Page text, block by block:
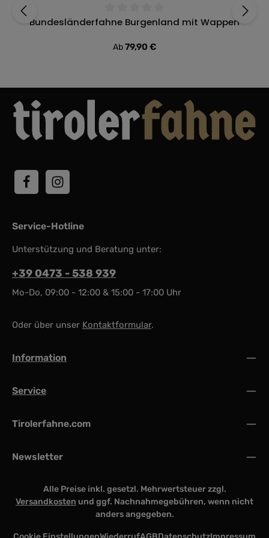
Durchschnittliche Bewertung von 0 von 5 Sternen
Bundesländerfahne Burgenland mit Wappen
Regulärer Preis:
Ab79,90 €
Service-Hotline
Unterstützung und Beratung unter:
+39 0473 - 538 939
Mo-Do, 09:00 - 12:00 & 15:00 - 17:00 Uhr
Oder über unser Kontaktformular.
Information
Service
Tirolerfahne.com
Newsletter
Alle Preise inkl. gesetzl. Mehrwertsteuer zzgl.
Versandkosten und ggf. Nachnahmegebühren, wenn nicht
anders angegeben.